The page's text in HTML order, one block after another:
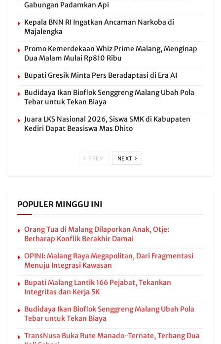
Gabungan Padamkan Api
Kepala BNN RI Ingatkan Ancaman Narkoba di
Majalengka
Promo Kemerdekaan Whiz Prime Malang, Menginap
Dua Malam Mulai Rp810 Ribu
Bupati Gresik Minta Pers Beradaptasi di Era AI
Budidaya Ikan Bioflok Senggreng Malang Ubah Pola
Tebar untuk Tekan Biaya
Juara LKS Nasional 2026, Siswa SMK di Kabupaten
Kediri Dapat Beasiswa Mas Dhito
PREV NEXT
POPULER MINGGU INI
Orang Tua di Malang Dilaporkan Anak, Otje:
Berharap Konflik Berakhir Damai
OPINI: Malang Raya Megapolitan, Dari Fragmentasi
Menuju Integrasi Kawasan
Bupati Malang Lantik 166 Pejabat, Tekankan
Integritas dan Kerja 5K
Budidaya Ikan Bioflok Senggreng Malang Ubah Pola
Tebar untuk Tekan Biaya
TransNusa Buka Rute Manado-Ternate, Terbang Dua